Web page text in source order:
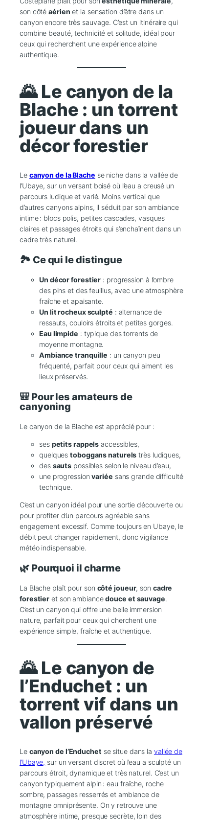
son côtéaérien et la sensation d’être dans un
canyon encore très sauvage. C’est un itinéraire qui
combine beauté, technicité et solitude, idéal pour
ceux qui recherchent une expérience alpine
authentique.
🌄 Le canyon de la
Blache : un torrent
joueur dans un
décor forestier
Le canyon de la Blache se niche dans la vallée de
l’Ubaye, sur un versant boisé où l’eau a creusé un
parcours ludique et varié. Moins vertical que
d’autres canyons alpins, il séduit par son ambiance
intime : blocs polis, petites cascades, vasques
claires et passages étroits qui s’enchaînent dans un
cadre très naturel.
🏞️ Ce qui le distingue
Un décor forestier : progression à l’ombre
des pins et des feuillus, avec une atmosphère
fraîche et apaisante.
Un lit rocheux sculpté : alternance de
ressauts, couloirs étroits et petites gorges.
Eau limpide : typique des torrents de
moyenne montagne.
Ambiance tranquille : un canyon peu
fréquenté, parfait pour ceux qui aiment les
lieux préservés.
🎒 Pour les amateurs de
canyoning
Le canyon de la Blache est apprécié pour :
ses petits rappels accessibles,
quelquestoboggans naturels très ludiques,
des sauts possibles selon le niveau d’eau,
une progressionvariée sans grande difficulté
technique.
C’est un canyon idéal pour une sortie découverte ou
pour profiter d’un parcours agréable sans
engagement excessif. Comme toujours en Ubaye, le
débit peut changer rapidement, donc vigilance
météo indispensable.
🌿 Pourquoi il charme
La Blache plaît pour son côté joueur, son cadre
forestier et son ambiancedouce et sauvage.
C’est un canyon qui offre une belle immersion
nature, parfait pour ceux qui cherchent une
expérience simple, fraîche et authentique.
🌄 Le canyon de
l’Enduchet : un
torrent vif dans un
vallon préservé
Le canyon de l’Enduchet se situe dans la vallée de
l’Ubaye, sur un versant discret où l’eau a sculpté un
parcours étroit, dynamique et très naturel. C’est un
canyon typiquement alpin : eau fraîche, roche
sombre, passages resserrés et ambiance de
montagne omniprésente. On y retrouve une
atmosphère intime, presque secrète, loin des